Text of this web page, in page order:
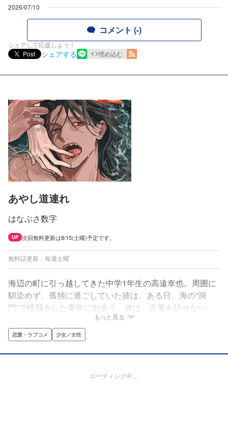
2026/07/10
コメント (-)
シェアして応援しよう！
Post
シェアする 埋め込む
あやし道連れ
はなぶさ数字
UP 次回無料更新は8/15(土曜)予定です。
無料話更新：毎週土曜
海辺の町に引っ越してきた中学1年生の高遠幸也。周囲に
馴染めず、孤独に過ごしていた彼は、ある日、海の“洞
門”で怪我をした青年に出会う。彼は、言葉を話せない
が、動物や子どもに変身できる不思議な力を持っていた。
心を通わせ、やがて二人に恋が芽生える。だが青年には、
恐るべき秘密があった……。
もっと見る
恋愛・ラブコメ 少女／女性
ローディング中…